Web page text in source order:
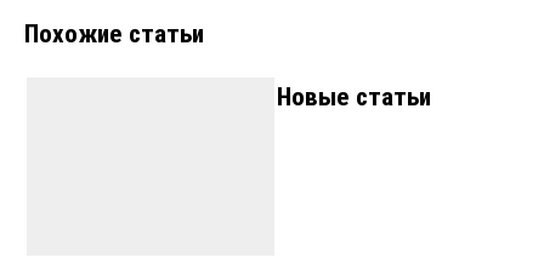
записям
Похожие статьи
Новые статьи